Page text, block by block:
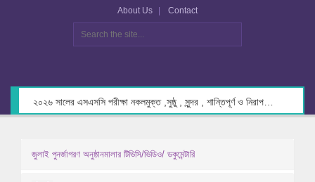
About Us Contact
জুলাই পুনর্জাগরণ অনুষ্ঠানমালার টিভিসি/ভিডিও/ ডকুমেন্টারি